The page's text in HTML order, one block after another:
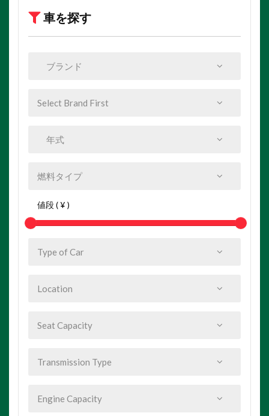
車を探す
値段 ( ¥ )